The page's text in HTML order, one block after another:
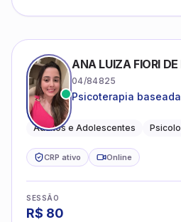
ANA LUIZA FIORI DE
04/84825
Psicoterapia
Adultos e Adolescentes
CRP ativo Online
SESSÃO
R$ 80